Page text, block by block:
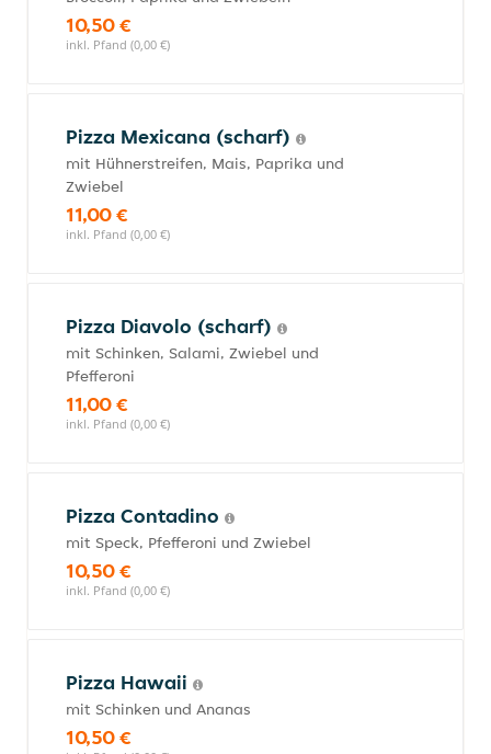
10,50 €
inkl. Pfand (0,00 €)
Pizza Mexicana (scharf)
mit Hühnerstreifen, Mais, Paprika und
Zwiebel
11,00 €
inkl. Pfand (0,00 €)
Pizza Diavolo (scharf)
mit Schinken, Salami, Zwiebel und
Pfefferoni
11,00 €
inkl. Pfand (0,00 €)
Pizza Contadino
mit Speck, Pfefferoni und Zwiebel
10,50 €
inkl. Pfand (0,00 €)
Pizza Hawaii
mit Schinken und Ananas
10,50 €